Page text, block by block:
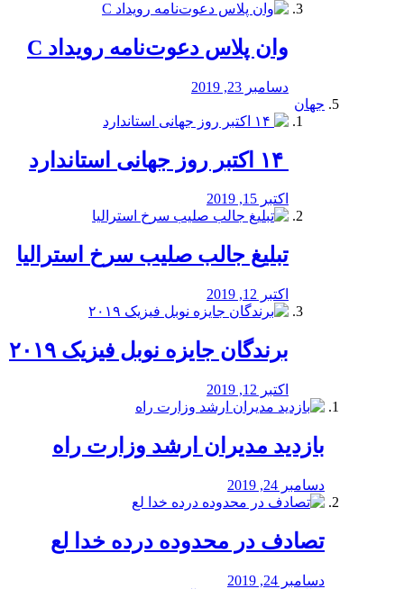
وان پلاس دعوت‌نامه رویداد C
دسامبر 23, 2019
جهان
اکتبر 15, 2019
تبلیغ جالب صلیب سرخ استرالیا
اکتبر 12, 2019
برندگان جایزه نوبل فیزیک ۲۰۱۹
اکتبر 12, 2019
بازدید مدیران ارشد وزارت راه
دسامبر 24, 2019
تصادف در محدوده درده خدا لع
دسامبر 24, 2019